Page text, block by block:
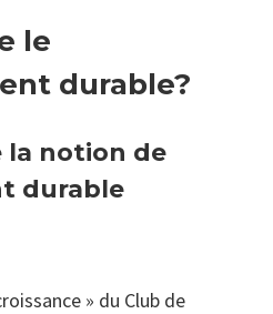
le
durable?
la notion de
durable
» du Club de